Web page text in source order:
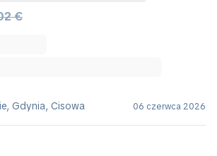
€
Gdynia, Cisowa
06 czerwca 2026